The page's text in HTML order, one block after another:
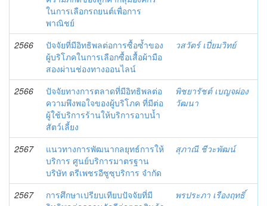
ในการเลือกรถยนต์เพื่อการ
พาณิชย์
2566
ปัจจัยที่มีอิทธิพลต่อการซื้อซ้ำของ
ผู้บริโภคในการเลือกซื้อเสื้อผ้ามือ
สองผ่านช่องทางออนไลน์
วสวัตร์ เปี่ยมวิทย์
2566
ปัจจัยทางการตลาดที่มีอิทธิพลต่อ
ความพึงพอใจของผู้บริโภค ที่มีต่อ
ผู้ใช้บริการร้านให้บริการอาบน้ำ
สัตว์เลี้ยง
พิชยารัชต์ เบญจผ่อง
วัฒนา
2567
แนวทางการพัฒนากลยุทธ์การให้
บริการ ศูนย์บริการมาตรฐาน
บริษัท ตรีเพชรอีซูซุบริการ จำกัด
สุภาณี ชีวะพัฒน์
2567
การศึกษาเปรียบเทียบปัจจัยที่มี
พรประภา เรืองฤทธิ์